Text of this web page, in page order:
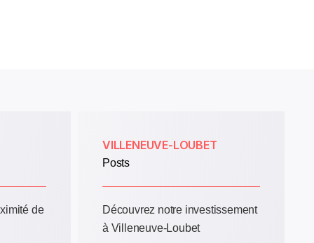
de
VILLENEUVE-LOUBET
Posts
Découvrez notre investissement
à Villeneuve-Loubet